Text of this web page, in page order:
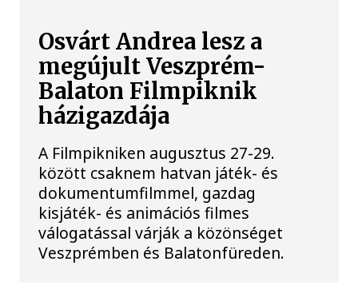
Osvárt Andrea lesz a
megújult Veszprém-
Balaton Filmpiknik
házigazdája
A Filmpikniken augusztus 27-29.
között csaknem hatvan játék- és
dokumentumfilmmel, gazdag
kisjáték- és animációs filmes
válogatással várják a közönséget
Veszprémben és Balatonfüreden.